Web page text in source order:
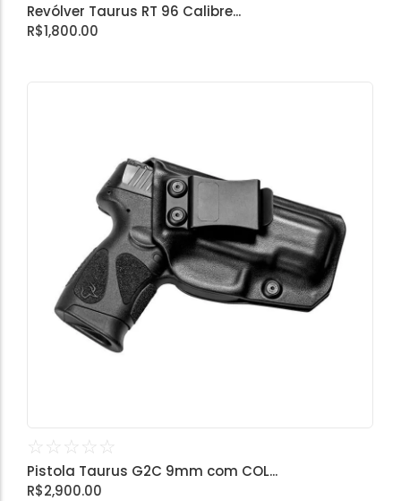
Revólver Taurus RT 96 Calibre...
R$1,800.00
☆ ☆ ☆ ☆ ☆
Pistola Taurus G2C 9mm com COL...
R$2,900.00